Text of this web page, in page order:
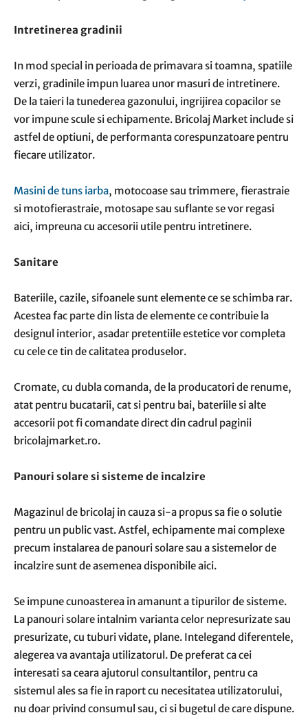
Intretinerea gradinii
In mod special in perioada de primavara si toamna, spatiile
verzi, gradinile impun luarea unor masuri de intretinere.
De la taieri la tunederea gazonului, ingrijirea copacilor se
vor impune scule si echipamente. Bricolaj Market include si
astfel de optiuni, de performanta corespunzatoare pentru
fiecare utilizator.
Masini de tuns iarba, motocoase sau trimmere, fierastraie
si motofierastraie, motosape sau suflante se vor regasi
aici, impreuna cu accesorii utile pentru intretinere.
Sanitare
Bateriile, cazile, sifoanele sunt elemente ce se schimba rar.
Acestea fac parte din lista de elemente ce contribuie la
designul interior, asadar pretentiile estetice vor completa
cu cele ce tin de calitatea produselor.
Cromate, cu dubla comanda, de la producatori de renume,
atat pentru bucatarii, cat si pentru bai, bateriile si alte
accesorii pot fi comandate direct din cadrul paginii
bricolajmarket.ro.
Panouri solare si sisteme de incalzire
Magazinul de bricolaj in cauza si-a propus sa fie o solutie
pentru un public vast. Astfel, echipamente mai complexe
precum instalarea de panouri solare sau a sistemelor de
incalzire sunt de asemenea disponibile aici.
Se impune cunoasterea in amanunt a tipurilor de sisteme.
La panouri solare intalnim varianta celor nepresurizate sau
presurizate, cu tuburi vidate, plane. Intelegand diferentele,
alegerea va avantaja utilizatorul. De preferat ca cei
interesati sa ceara ajutorul consultantilor, pentru ca
sistemul ales sa fie in raport cu necesitatea utilizatorului,
nu doar privind consumul sau, ci si bugetul de care dispune.